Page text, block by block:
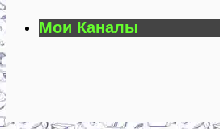
Мои Каналы